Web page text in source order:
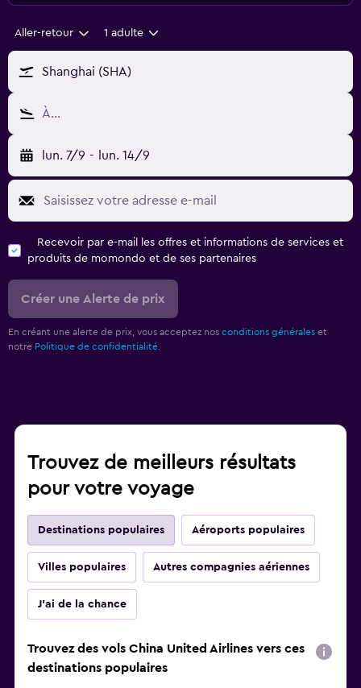
Aller-retour 1 adulte
Shanghai (SHA)
À…
lun. 7/9 - lun. 14/9
Recevoir par e-mail les offres et informations de services et
produits de momondo et de ses partenaires
Créer une Alerte de prix
En créant une alerte de prix, vous acceptez nos conditions générales et
notre Politique de confidentialité.
Trouvez de meilleurs résultats
pour votre voyage
Destinations populaires Aéroports populaires
Villes populaires Autres compagnies aériennes
J'ai de la chance
Trouvez des vols China United Airlines vers ces
destinations populaires